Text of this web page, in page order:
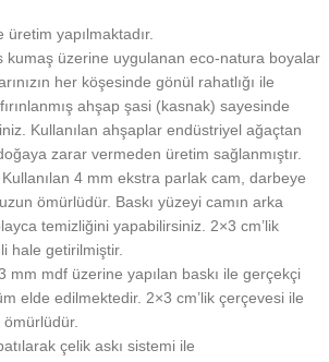
yapılmaktadır.
kumaş üzerine uygulanan eco-natura boyalar
her köşesinde gönül rahatlığı ile
ahşap şasi (kasnak) sayesinde
Kullanılan ahşaplar endüstriyel ağaçtan
zarar vermeden üretim sağlanmıştır.
Kullanılan 4 mm ekstra parlak cam, darbeye
ömürlüdür. Baskı yüzeyi camın arka
temizliğini yapabilirsiniz. 2×3 cm’lik
hale getirilmiştir.
mm mdf üzerine yapılan baskı ile gerçekçi
elde edilmektedir. 2×3 cm’lik çerçevesi ile
ömürlüdür.
çelik askı sistemi ile